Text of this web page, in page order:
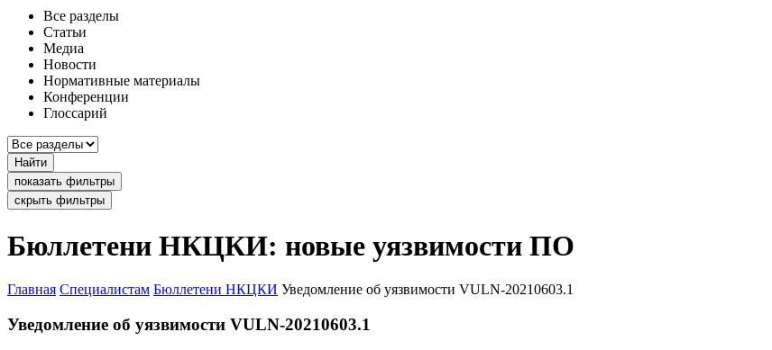
Все разделы
Статьи
Медиа
Новости
Нормативные материалы
Конференции
Глоссарий
Найти
показать фильтры
скрыть фильтры
Бюллетени НКЦКИ: новые уязвимости ПО
Главная Специалистам Бюллетени НКЦКИ Уведомление об уязвимости VULN-20210603.1
Уведомление об уязвимости VULN-20210603.1